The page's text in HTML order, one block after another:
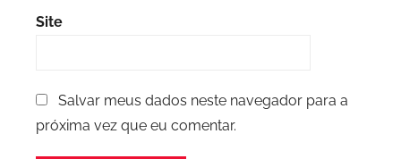
Site
Salvar meus dados neste navegador para a
próxima vez que eu comentar.